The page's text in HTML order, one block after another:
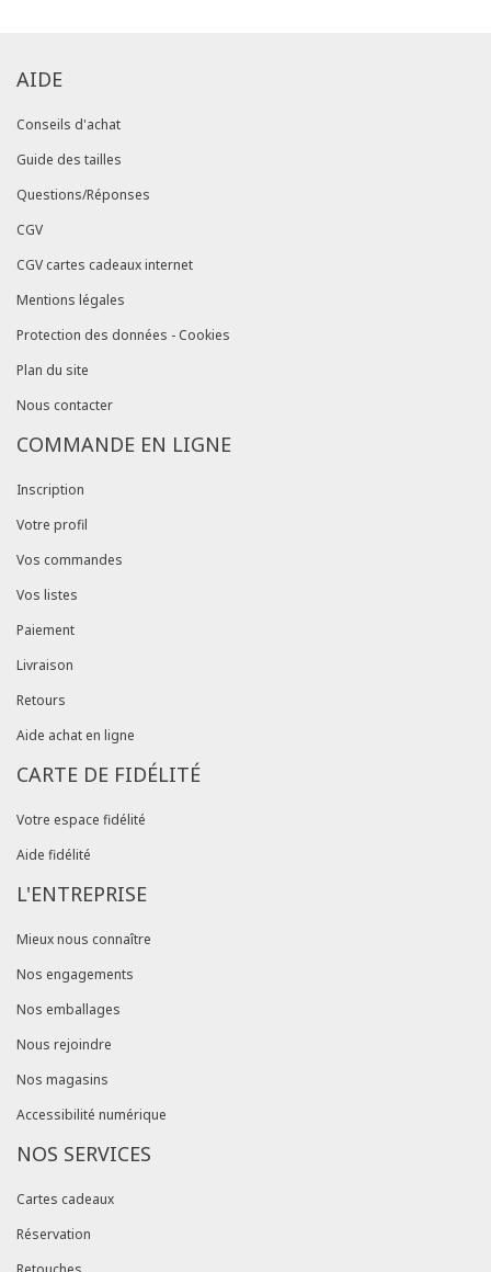
AIDE
Conseils d'achat
Guide des tailles
Questions/Réponses
CGV
CGV cartes cadeaux internet
Mentions légales
Protection des données - Cookies
Plan du site
Nous contacter
COMMANDE EN LIGNE
Inscription
Votre profil
Vos commandes
Vos listes
Paiement
Livraison
Retours
Aide achat en ligne
CARTE DE FIDÉLITÉ
Votre espace fidélité
Aide fidélité
L'ENTREPRISE
Mieux nous connaître
Nos engagements
Nos emballages
Nous rejoindre
Nos magasins
Accessibilité numérique
NOS SERVICES
Cartes cadeaux
Réservation